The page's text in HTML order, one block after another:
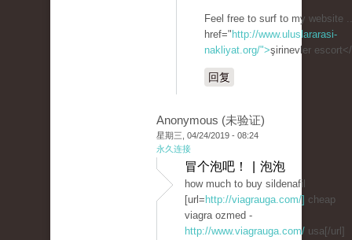
Feel free to surf to my website
href=" http://www.uluslararasi-
nakliyat.org/">şirinevler
回复
Anonymous (未验证)
星期三, 04/24/2019 - 08:24
永久连接
冒个泡吧！ | 泡泡
how much to buy sildenafil
[url= http://viagrauga.com/] cheap
viagra ozmed -
http://www.viagrauga.com/ usa[/url]